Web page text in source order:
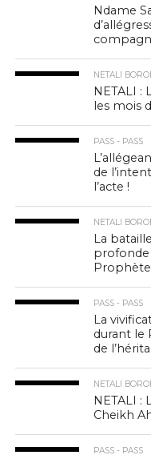
Ndame
NETALI
NETALI :
les mois
PASS - PASS
de
l’acte !
NETALI
La
profonde
Prophète
PASS - PASS
La
durant le
de
NETALI
NETALI :
Cheikh
PASS - PASS